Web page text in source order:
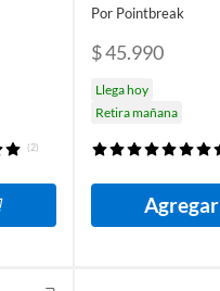
(2)
Por Pointbreak
$ 45.990
Llega hoy
Retira mañana
Agregar